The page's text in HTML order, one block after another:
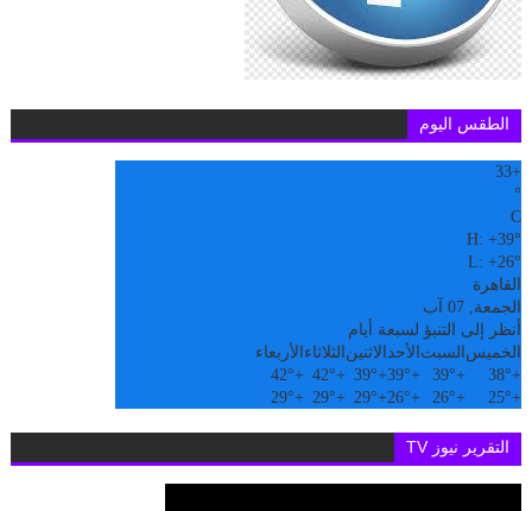
الطقس اليوم
+
33
°
C
H:+39°
L:+26°
القاهرة
الجمعة, 07 آب
أنظر إلى التنبؤ لسبعة أيام
الخميس السبت الأحدالاثنين الثلاثاء الأربعاء
+
38°
+
39°
+
39°
+
39°
+
42°
+
42°
+
25°
+
26°
+
26°
+
29°
+
29°
+
29°
التقرير نيوز TV